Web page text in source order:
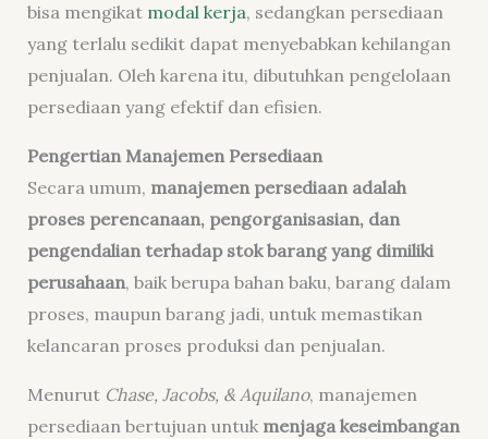
bisa mengikat modal kerja, sedangkan persediaan
yang terlalu sedikit dapat menyebabkan kehilangan
penjualan. Oleh karena itu, dibutuhkan pengelolaan
persediaan yang efektif dan efisien.
Pengertian Manajemen Persediaan
Secara umum, manajemen persediaan adalah
proses perencanaan, pengorganisasian, dan
pengendalian terhadap stok barang yang dimiliki
perusahaan, baik berupa bahan baku, barang dalam
proses, maupun barang jadi, untuk memastikan
kelancaran proses produksi dan penjualan.
Menurut Chase, Jacobs, & Aquilano, manajemen
persediaan bertujuan untuk menjaga keseimbangan